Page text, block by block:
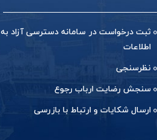
ثبت درخواست در سامانه دسترسی آزاد به
اطلاعات
نظرسنجی
سنجش رضایت ارباب رجوع
ارسال شکایات و ارتباط با بازرسی